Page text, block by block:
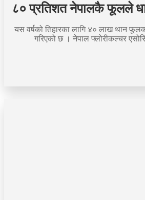
८० प्रतिशत नेपालकै फूलले
यस वर्षको तिहारका लागि ४० लाख थान
गरिएको छ । नेपाल फ्लोरीकल्चर